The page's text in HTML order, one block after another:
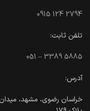
0915 124 2794
تلفن ثابت:
051 – 3389 5885
آدرس: